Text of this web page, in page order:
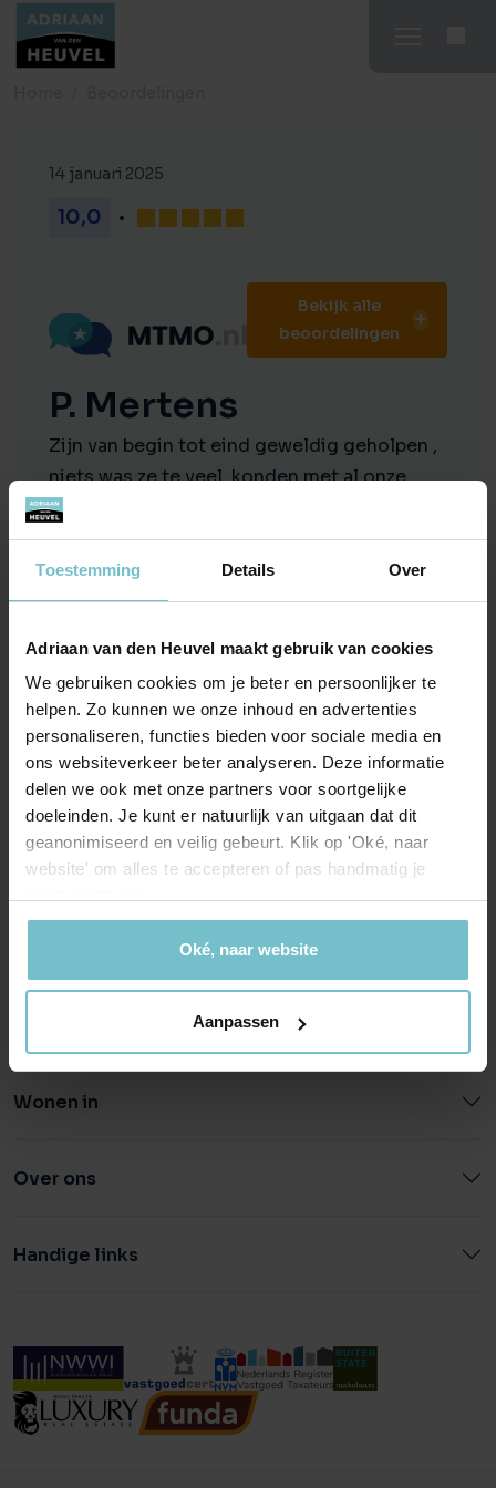
Toestemming Details Over
Adriaan van den Heuvel maakt gebruik van cookies
We gebruiken cookies om je beter en persoonlijker te
helpen. Zo kunnen we onze inhoud en advertenties
personaliseren, functies bieden voor sociale media en
ons websiteverkeer beter analyseren. Deze informatie
delen we ook met onze partners voor soortgelijke
doeleinden. Je kunt er natuurlijk van uitgaan dat dit
geanonimiseerd en veilig gebeurt. Klik op 'Oké, naar
website' om alles te accepteren of pas handmatig je
Oké, naar website
Aanpassen
14 januari 2025
10,0
Bekijk alle
beoordelingen
P. Mertens
Zijn van begin tot eind geweldig geholpen ,
niets was ze te veel ,konden met al onze
vragen terecht of het nu was om een huis
bezoek ,of telefonisch. Niets dan lof. Een
echte aanrader.
Onze kantoren
Helmond
Hoofdstraat 155
5706 AL Helmond
info@heuvel.nl
Eindhoven
Aalsterweg 134c
5615 CJ Eindhoven
eindhoven@heuvel.nl
Wonen in
Over ons
Handige links